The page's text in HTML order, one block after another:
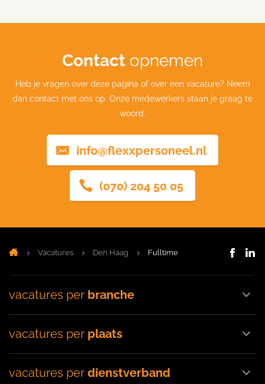
Contact opnemen
Heb je vragen over deze pagina of over een vacature? Neem
dan contact met ons op. Onze medewerkers staan je graag te
woord.
info@flexxpersoneel.nl
(070) 204 50 05
Vacatures Den Haag Fulltime
vacatures per branche
vacatures per plaats
vacatures per dienstverband